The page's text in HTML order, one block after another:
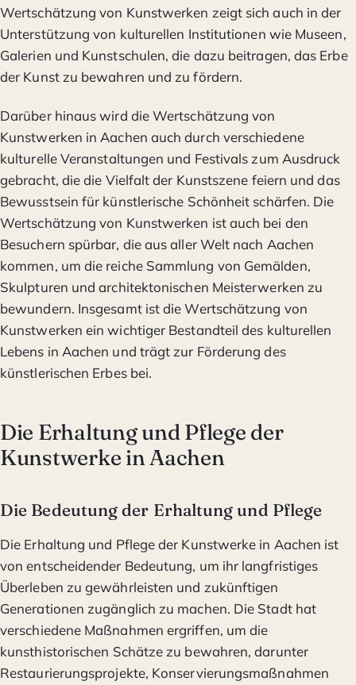
Wertschätzung von Kunstwerken zeigt sich auch in der
Unterstützung von kulturellen Institutionen wie Museen,
Galerien und Kunstschulen, die dazu beitragen, das Erbe
der Kunst zu bewahren und zu fördern.
Darüber hinaus wird die Wertschätzung von
Kunstwerken in Aachen auch durch verschiedene
kulturelle Veranstaltungen und Festivals zum Ausdruck
gebracht, die die Vielfalt der Kunstszene feiern und das
Bewusstsein für künstlerische Schönheit schärfen. Die
Wertschätzung von Kunstwerken ist auch bei den
Besuchern spürbar, die aus aller Welt nach Aachen
kommen, um die reiche Sammlung von Gemälden,
Skulpturen und architektonischen Meisterwerken zu
bewundern. Insgesamt ist die Wertschätzung von
Kunstwerken ein wichtiger Bestandteil des kulturellen
Lebens in Aachen und trägt zur Förderung des
künstlerischen Erbes bei.
Die Erhaltung und Pflege der
Kunstwerke in Aachen
Die Bedeutung der Erhaltung und Pflege
Die Erhaltung und Pflege der Kunstwerke in Aachen ist
von entscheidender Bedeutung, um ihr langfristiges
Überleben zu gewährleisten und zukünftigen
Generationen zugänglich zu machen. Die Stadt hat
verschiedene Maßnahmen ergriffen, um die
kunsthistorischen Schätze zu bewahren, darunter
Restaurierungsprojekte, Konservierungsmaßnahmen